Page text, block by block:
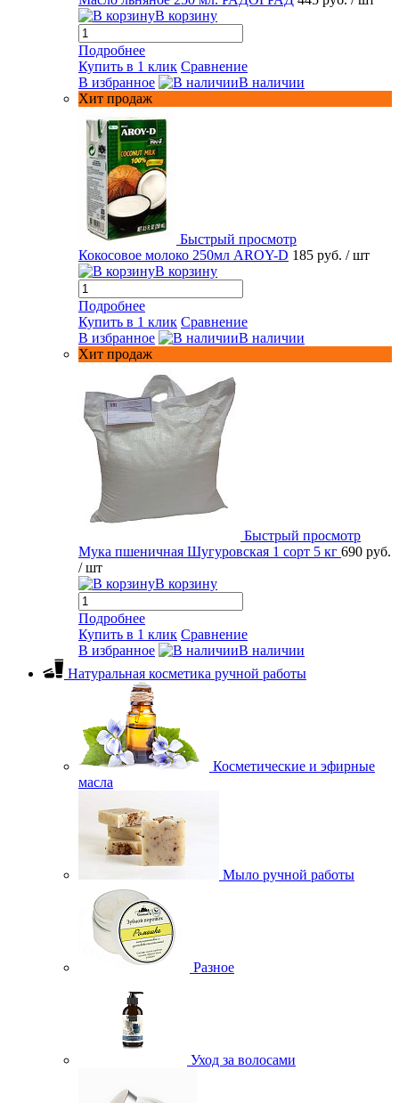
В корзину
Подробнее
Купить в 1 клик Сравнение
В избранное
В наличии
Хит продаж
Быстрый просмотр
Кокосовое молоко 250мл AROY-D 185 руб. / шт
В корзину
Подробнее
Купить в 1 клик Сравнение
В избранное
В наличии
Хит продаж
Быстрый просмотр
Мука пшеничная Шугуровская 1 сорт 5 кг 690 руб.
/ шт
В корзину
Подробнее
Купить в 1 клик Сравнение
В избранное
В наличии
Натуральная косметика ручной работы
Косметические и эфирные
масла
Мыло ручной работы
Разное
Уход за волосами